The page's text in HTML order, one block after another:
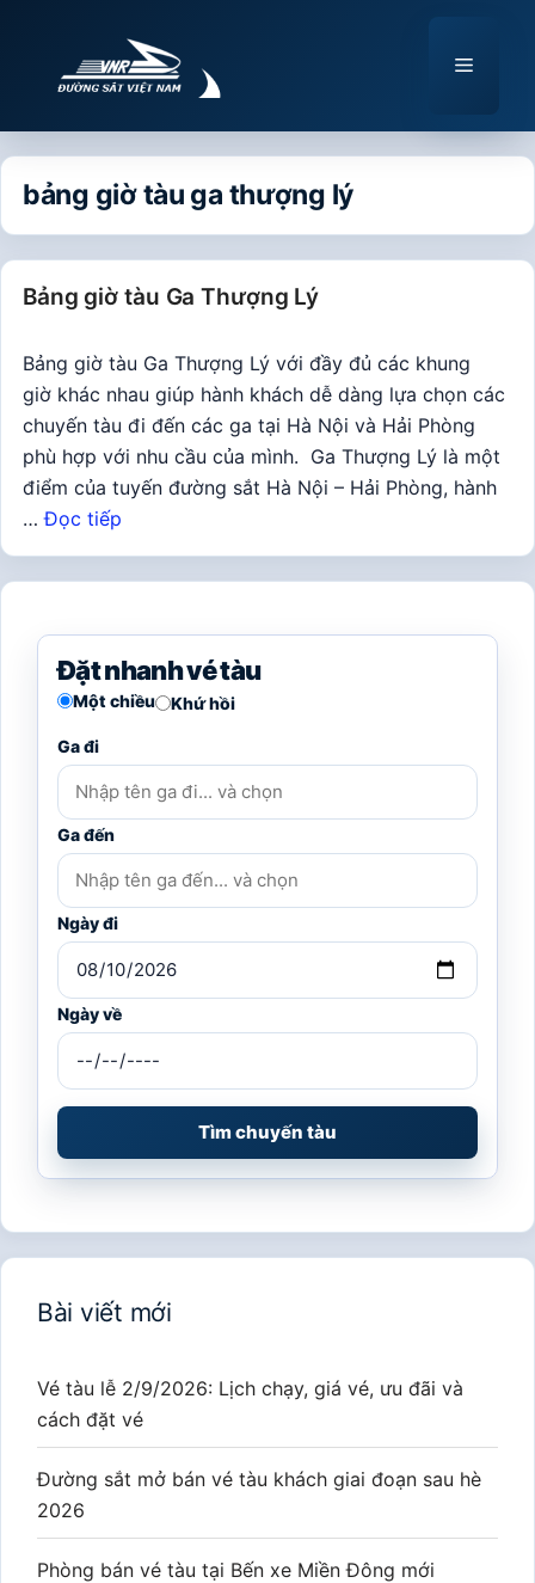
Menu
bảng giờ tàu ga thượng lý
Bảng giờ tàu Ga Thượng Lý
Bảng giờ tàu Ga Thượng Lý với đầy đủ các khung
giờ khác nhau giúp hành khách dễ dàng lựa chọn các
chuyến tàu đi đến các ga tại Hà Nội và Hải Phòng
phù hợp với nhu cầu của mình. Ga Thượng Lý là một
điểm của tuyến đường sắt Hà Nội – Hải Phòng, hành
…Đọc tiếp
Đặt nhanh vé tàu
Một chiều Khứ hồi
Ga đi
Ga đến
Ngày đi
Ngày về
Tìm chuyến tàu
Bài viết mới
Vé tàu lễ 2/9/2026: Lịch chạy, giá vé, ưu đãi và
cách đặt vé
Đường sắt mở bán vé tàu khách giai đoạn sau hè
2026
Phòng bán vé tàu tại Bến xe Miền Đông mới